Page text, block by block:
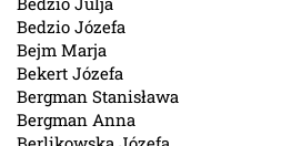
Bedzio Józefa
Bejm Marja
Bekert Józefa
Bergman Stanisława
Bergman Anna